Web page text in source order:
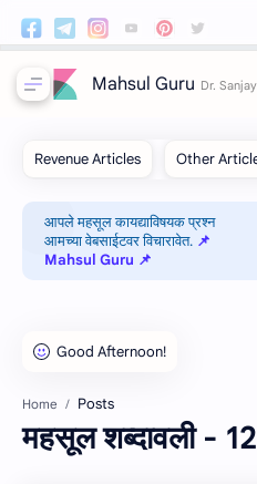
Mahsul Guru
आपले महसूल कायद्याविषयक प्रश्न
आमच्या वेबसाईटवर विचारावेत. 📌
Mahsul Guru 📌
Home Posts
महसूल शब्दावली - 12